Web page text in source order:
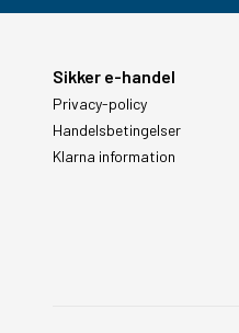
Sikker e-handel
Privacy-policy
Handelsbetingelser
Klarna information